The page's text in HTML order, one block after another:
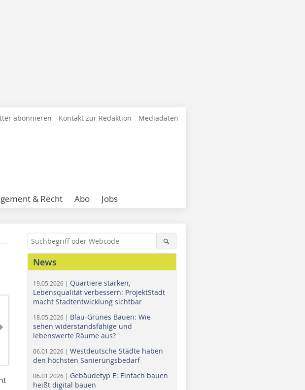
abonnieren Kontakt zur Redaktion Mediadaten
& Recht Abo Jobs
News
19.05.2026 | Quartiere stärken,
Lebensqualität verbessern: ProjektStadt
macht Stadtentwicklung sichtbar
18.05.2026 | Blau-Grünes Bauen: Wie
sehen widerstandsfähige und
lebenswerte Räume aus?
06.01.2026 | Westdeutsche Städte haben
den höchsten Sanierungsbedarf
06.01.2026 | Gebäudetyp E: Einfach bauen
heißt digital bauen